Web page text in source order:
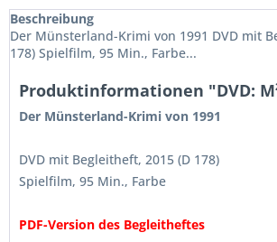
Beschreibung
Der Münsterland-Krimi von 1991 DVD mit
178) Spielfilm, 95 Min., Farbe...
Produktinformationen "DVD:
Der Münsterland-Krimi von 1991
DVD mit Begleitheft, 2015 (D 178)
Spielfilm, 95 Min., Farbe
PDF-Version des Begleitheftes